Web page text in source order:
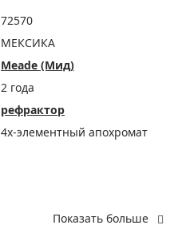
72570
МЕКСИКА
Meade (Мид)
2 года
рефрактор
4х-элементный апохромат
Показать больше